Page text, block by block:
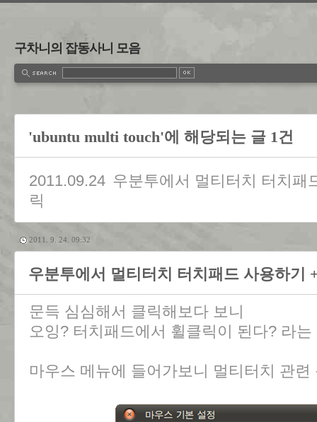
구차니의 잡동사니 모음
'ubuntu multi touch'에 해당되는 글 1건
2011.09.24 우분투에서 멀티터치 터치패
릭
2011. 9. 24. 09:32
우분투에서 멀티터치 터치패드 사용하기
문득 심심해서 클릭해보다 보니
오잉? 터치패드에서 휠클릭이 된다? 라
마우스 메뉴에 들어가보니 멀티터치 관